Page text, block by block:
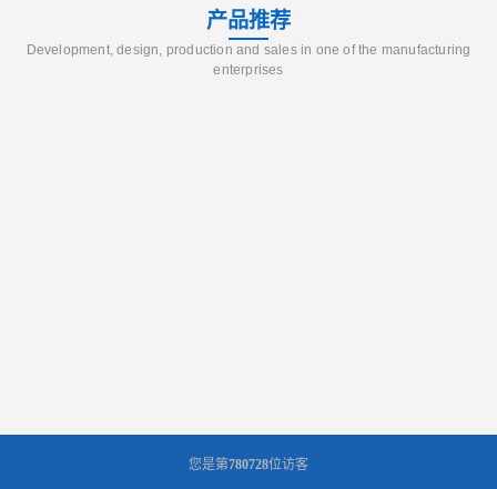
产品推荐
Development, design, production and sales in one of the manufacturing
enterprises
您是第780728位访客